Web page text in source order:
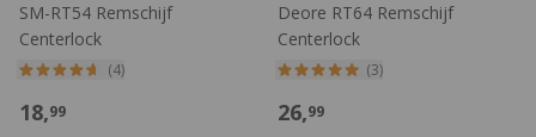
|Shimano remschijven 140 mm|160 mm|180 mm
SM-RT54 Remschijf
Centerlock
(4)
18,99
Deore RT64 Remschijf
Centerlock
(3)
26,99